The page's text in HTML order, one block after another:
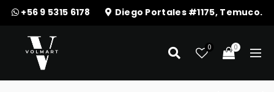
+56 9 5315 6178 Diego Portales #1175, Temuco.
0 0